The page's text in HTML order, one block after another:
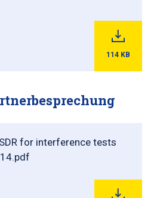
114 KB
for interference tests